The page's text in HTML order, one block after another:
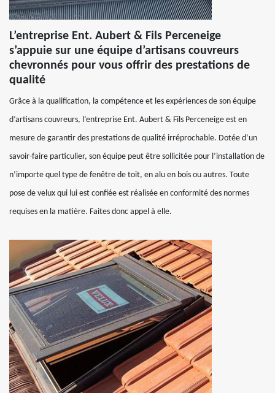
L’entreprise Ent. Aubert & Fils Perceneige
s’appuie sur une équipe d’artisans couvreurs
chevronnés pour vous offrir des prestations de
qualité
Grâce à la qualification, la compétence et les expériences de son équipe
d’artisans couvreurs, l’entreprise Ent. Aubert & Fils Perceneige est en
mesure de garantir des prestations de qualité irréprochable. Dotée d’un
savoir-faire particulier, son équipe peut être sollicitée pour l’installation de
n’importe quel type de fenêtre de toit, en alu en bois ou autres. Toute
pose de velux qui lui est confiée est réalisée en conformité des normes
requises en la matière. Faites donc appel à elle.